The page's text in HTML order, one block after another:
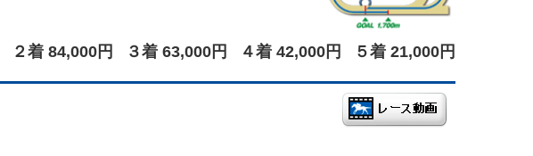
２着 84,000円 ３着 63,000円 ４着 42,000円 ５着 21,000円